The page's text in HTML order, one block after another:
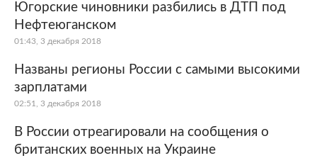
Югорские чиновники разбились в ДТП под
Нефтеюганском
01:43, 3 декабря 2018
Названы регионы России с самыми высокими
зарплатами
02:51, 3 декабря 2018
В России отреагировали на сообщения о
британских военных на Украине